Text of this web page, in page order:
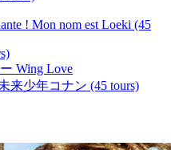
! Mon nom est Loeki (45
Wing Love
来少年コナン (45 tours)